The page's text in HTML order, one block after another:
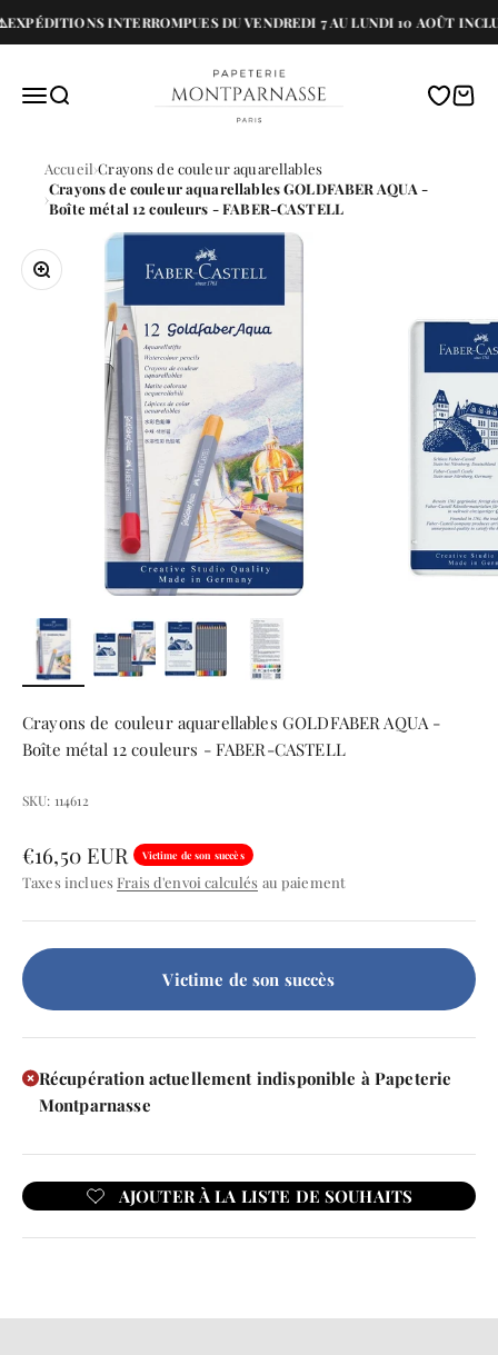
Passer au contenuINTERROMPUES DU VENDREDI 7 AU LUNDI 10 AOÛT
MenuRecherche
Papeterie Montparnasse
Accueil Crayons de couleur aquarellables
Crayons de couleur aquarellables GOLDFABER AQUA -
Boîte métal 12 couleurs - FABER-CASTELL
Zoomer sur l'image
Crayons de couleur aquarellables GOLDFABER AQUA -
Boîte métal 12 couleurs - FABER-CASTELL
SKU: 114612
Prix de vente
€16,50 EUR Victime de son succès
Taxes inclues Frais d'envoi calculés au paiement
Victime de son succès
Récupération actuellement indisponible à Papeterie
Montparnasse